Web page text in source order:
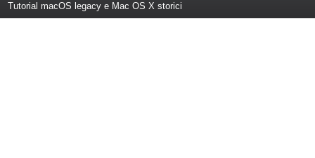
Tutorial macOS legacy e Mac OS X storici